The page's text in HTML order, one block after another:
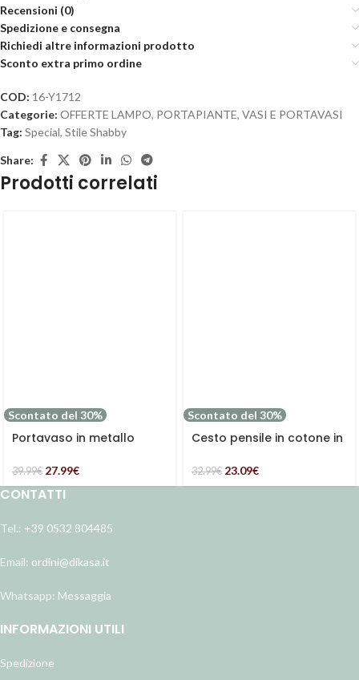
Recensioni (0)
Spedizione e consegna
Richiedi altre informazioni prodotto
Sconto extra primo ordine
COD: 16-Y1712
Categorie: OFFERTE LAMPO, PORTAPIANTE, VASI E PORTAVASI
Tag: Special, Stile Shabby
Share:
Prodotti correlati
Scontato del 30%
Portavaso in metallo
39.99€ 27.99€
Scontato del 30%
Cesto pensile in cotone in
32.99€ 23.09€
CONTATTI
Tel.: +39 0532 804485
Email: ordini@dikasa.it
Whatsapp: Messaggia
INFORMAZIONI UTILI
Spedizione